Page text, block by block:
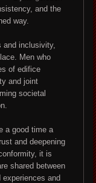
and the
way.
inclusivity,
Men who
of edifice
and joint
societal
a good time a
and deepening
it is
shared between
experiences and